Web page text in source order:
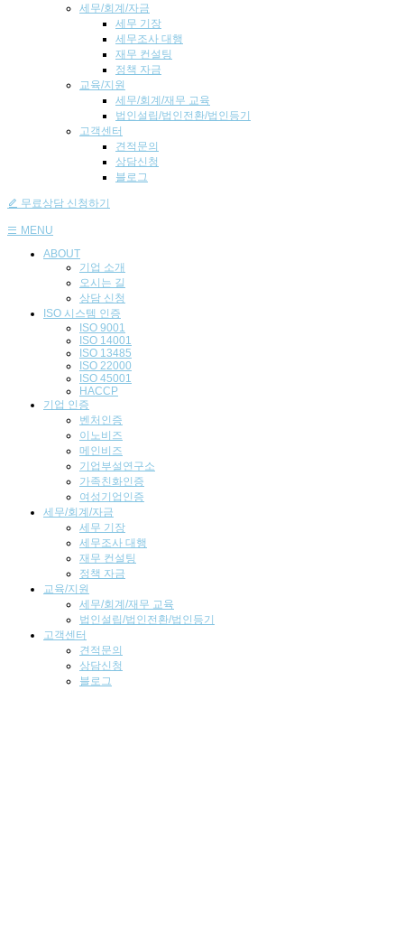
세무/회계/자금
세무 기장
세무조사 대행
재무 컨설팅
정책 자금
교육/지원
세무/회계/재무 교육
법인설립/법인전환/법인등기
고객센터
견적문의
상담신청
블로그
무료상담 신청하기
MENU
ABOUT
기업 소개
오시는 길
상담 신청
ISO 시스템 인 증
ISO 9001
ISO 14001
ISO 13485
ISO 22000
ISO 45001
HACCP
기업 인증
벤처인증
이노비즈
메인비즈
기업부설연구소
가족친화인증
여성기업인증
세무/회계/자금
세무 기장
세무조사 대행
재무 컨설팅
정책 자금
교육/지원
세무/회계/재무 교육
법인설립/법인전환/법인등기
고객센터
견적문의
상담신청
블로그